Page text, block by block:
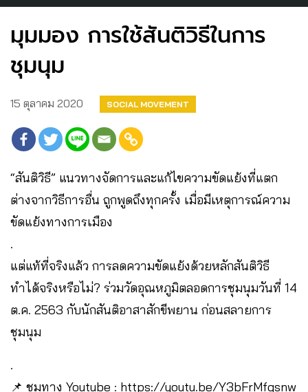
มุมมอง การใช้สันติวิธีในการ
ชุมนุม
15 ตุลาคม 2020 SOCIAL MOVEMENT
“สันติวิธี” แนวทางจัดการและแก้ไขความขัดแย้งที่แตก
ต่างจากวิธีการอื่น ถูกพูดถึงทุกครั้ง เมื่อมีเหตุการณ์ความ
ขัดแย้งทางการเมือง
.
แต่แท้ที่จริงแล้ว การลดความขัดแย้งด้วยหลักสันติวิธี
ทำได้จริงหรือไม่? ร่วมวัดอุณหภูมิตลอดการชุมนุมวันที่ 14
ต.ค. 2563 กับนักสันติอาสาสักขีพยาน ก่อนสลายการ
ชุมนุม
.
📌 ชมทาง Youtube : https://youtu.be/Y3bFrMfgsnw